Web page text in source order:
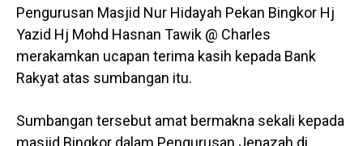
Pengurusan Masjid Nur Hidayah Pekan Bingkor Hj
Yazid Hj Mohd Hasnan Tawik @ Charles
merakamkan ucapan terima kasih kepada Bank
Rakyat atas sumbangan itu.
Sumbangan tersebut amat bermakna sekali kepada
masjid Bingkor dalam Pengurusan Jenazah di